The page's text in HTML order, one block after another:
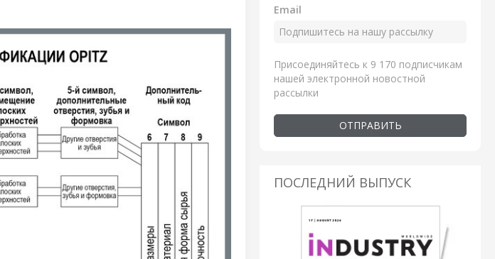
Email
Присоединяйтесь к 9 170 подписчикам
нашей электронной новостной
рассылки
ОТПРАВИТЬ
ПОСЛЕДНИЙ ВЫПУСК